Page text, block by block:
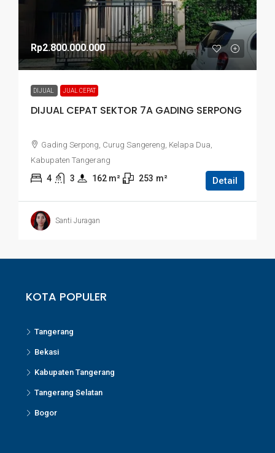
Rp2.800.000.000
DIJUAL JUAL CEPAT
DIJUAL CEPAT SEKTOR 7A GADING SERPONG
Gading Serpong, Curug Sangereng, Kelapa Dua,
Kabupaten Tangerang
4 3 162 m² 253 m² Detail
Santi Juragan
KOTA POPULER
Tangerang
Bekasi
Kabupaten Tangerang
Tangerang Selatan
Bogor